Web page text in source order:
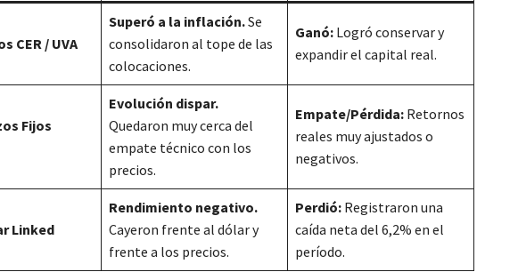
CER / UVA
Superó a la inflación.Se
consolidaron al tope de las
colocaciones.
Ganó:Logró conservar y
expandir el capital real.
Fijos
Evolución dispar.
Quedaron muy cerca del
empate técnico con los
precios.
Empate/Pérdida:Retornos
reales muy ajustados o
negativos.
Linked
Rendimiento negativo.
Cayeron frente al dólar y
frente a los precios.
Perdió:Registraron una
caída neta del 6,2% en el
período.